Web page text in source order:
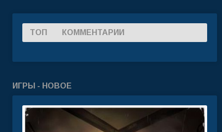
ТОП КОММЕНТАРИИ
ИГРЫ - НОВОЕ